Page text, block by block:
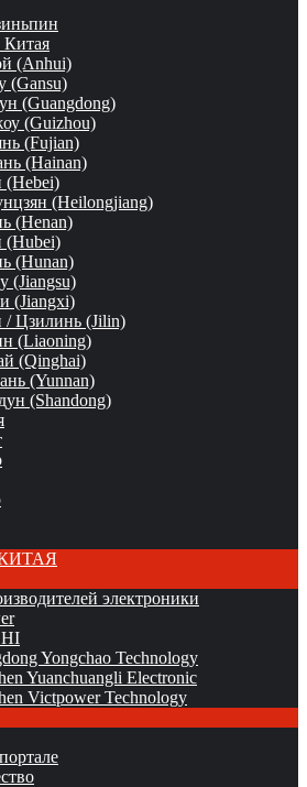
(Anhui)
(Gansu)
(Guangdong)
(Guizhou)
(Fujian)
(Hainan)
(Hebei)
(Heilongjiang)
(Henan)
(Hubei)
(Hunan)
(Jiangsu)
(Jiangxi)
/ Цзилинь (Jilin)
(Liaoning)
(Qinghai)
(Yunnan)
(Shandong)
электроники
Yongchao Technology
Yuanchuangli Electronic
Victpower Technology